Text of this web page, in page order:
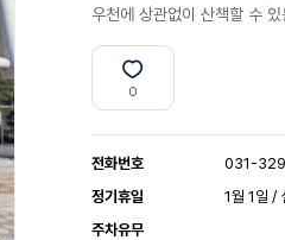
우천에 상관없이 산책할 수
0
전화번호
031-
정기휴일
1월 1일 /
주차유무